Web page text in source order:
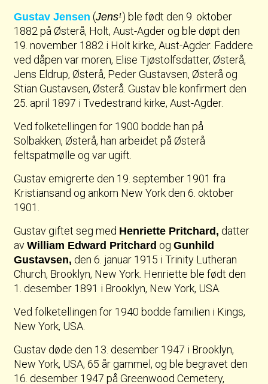
Gustav Jensen (Jens1) ble født den 9. oktober
1882 på Østerå, Holt, Aust-Agder og ble døpt den
19. november 1882 i Holt kirke, Aust-Agder. Faddere
ved dåpen var moren, Elise Tjøstolfsdatter, Østerå,
Jens Eldrup, Østerå, Peder Gustavsen, Østerå og
Stian Gustavsen, Østerå. Gustav ble konfirmert den
25. april 1897 i Tvedestrand kirke, Aust-Agder.
Ved folketellingen for 1900 bodde han på
Solbakken, Østerå, han arbeidet på Østerå
feltspatmølle og var ugift.
Gustav emigrerte den 19. september 1901 fra
Kristiansand og ankom New York den 6. oktober
1901.
Gustav giftet seg med Henriette Pritchard, datter
avWilliam Edward Pritchard ogGunhild
Gustavsen, den 6. januar 1915 i Trinity Lutheran
Church, Brooklyn, New York. Henriette ble født den
1. desember 1891 i Brooklyn, New York, USA.
Ved folketellingen for 1940 bodde familien i Kings,
New York, USA.
Gustav døde den 13. desember 1947 i Brooklyn,
New York, USA, 65 år gammel, og ble begravet den
16. desember 1947 på Greenwood Cemetery,